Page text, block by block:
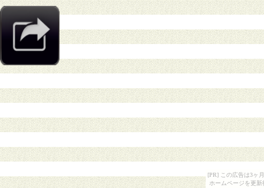
[PR] この広告は3ヶ
ホームページを更